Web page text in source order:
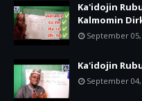
Ka'idojin
Kalmomin
September 05,
Ka'idojin
September 04,